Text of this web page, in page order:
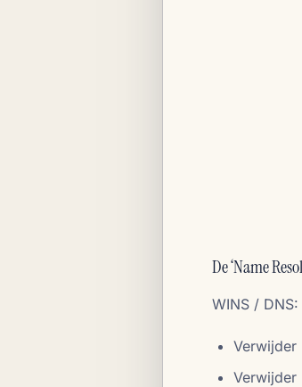
De ‘Name
WINS / DNS:
Verwijder
Verwijder